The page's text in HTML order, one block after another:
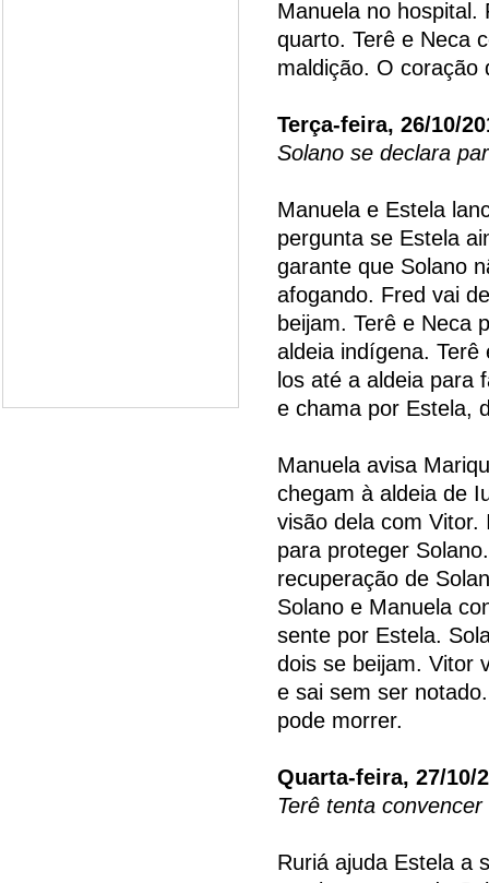
Manuela no
quarto. Terê e Neca
maldição. O coração
Terça-feira, 26/10/
Solano se declara
Manuela e Estela
pergunta se Estela
garante que Solano
afogando. Fred vai
beijam. Terê e Neca
aldeia indígena.
los até a aldeia para
e chama por Estela,
Manuela avisa
chegam à aldeia de
visão dela com
para proteger
recuperação de
Solano e Manuela
sente por Estela.
dois se beijam. Vitor
e sai sem ser
pode morrer.
Quarta-feira, 27/10/
Terê tenta
Ruriá ajuda Estela a